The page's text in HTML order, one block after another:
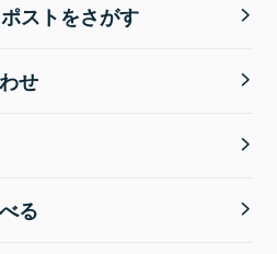
ストをさがす
せ
る